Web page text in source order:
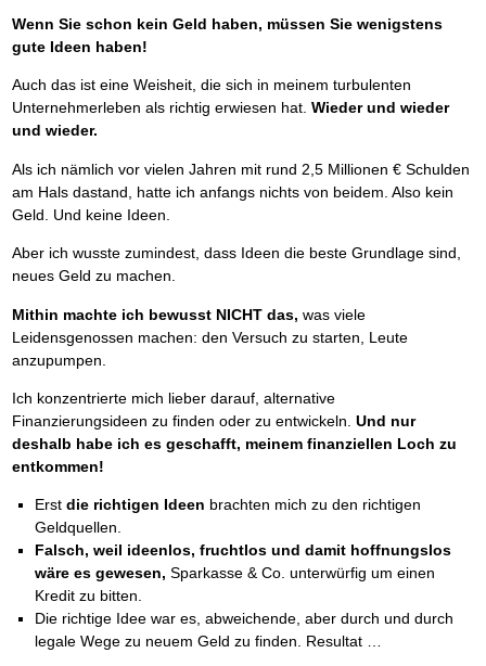
Wenn Sie schon kein Geld haben, müssen Sie wenigstens
gute Ideen haben!
Auch das ist eine Weisheit, die sich in meinem turbulenten
Unternehmerleben als richtig erwiesen hat. Wieder und wieder
und wieder.
Als ich nämlich vor vielen Jahren mit rund 2,5 Millionen € Schulden
am Hals dastand, hatte ich anfangs nichts von beidem. Also kein
Geld. Und keine Ideen.
Aber ich wusste zumindest, dass Ideen die beste Grundlage sind,
neues Geld zu machen.
Mithin machte ich bewusst NICHT das, was viele
Leidensgenossen machen: den Versuch zu starten, Leute
anzupumpen.
Ich konzentrierte mich lieber darauf, alternative
Finanzierungsideen zu finden oder zu entwickeln. Und nur
deshalb habe ich es geschafft, meinem finanziellen Loch zu
entkommen!
Erstdie richtigen Ideen brachten mich zu den richtigen
Geldquellen.
Falsch, weil ideenlos, fruchtlos und damit hoffnungslos
wäre es gewesen, Sparkasse & Co. unterwürfig um einen
Kredit zu bitten.
Die richtige Idee war es, abweichende, aber durch und durch
legale Wege zu neuem Geld zu finden. Resultat …